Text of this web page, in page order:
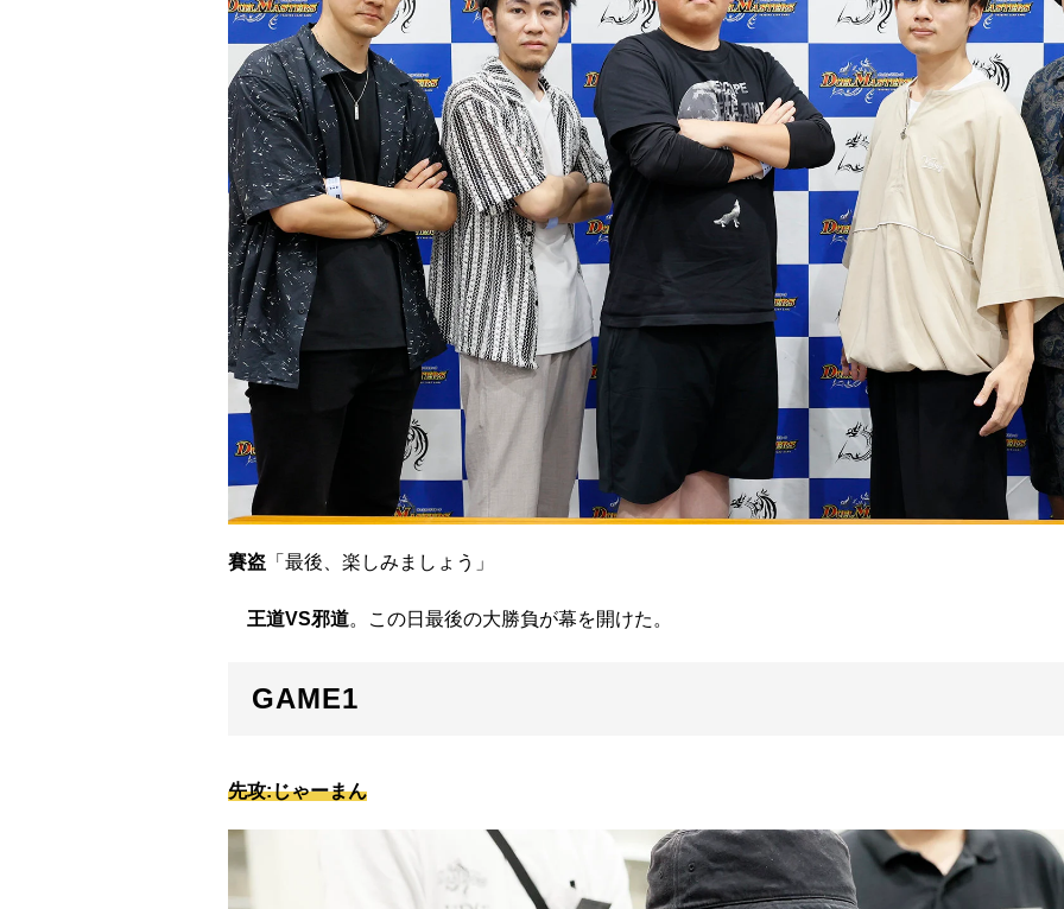
賽盗 「最後、楽しみましょう」
王道VS邪道。この日最後の大勝負が幕を開けた。
GAME1
先攻:じゃーまん